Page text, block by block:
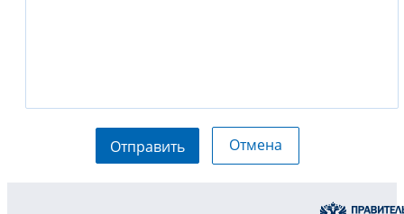
Отправить Отмена